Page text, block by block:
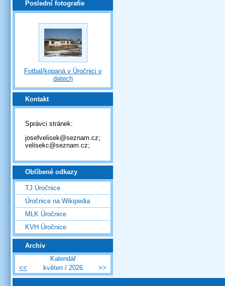
Poslední fotografie
Fotbal/kopaná v Úročnici v
datech
Kontakt
Správci stránek:
josefvelisek@seznam.cz;
velisekc@seznam.cz;
Oblíbené odkazy
TJ Úročnice
Úročnice na Wikipedia
MLK Úročnice
KVH Úročnice
Archiv
Kalendář
<<
květen / 2026 >>